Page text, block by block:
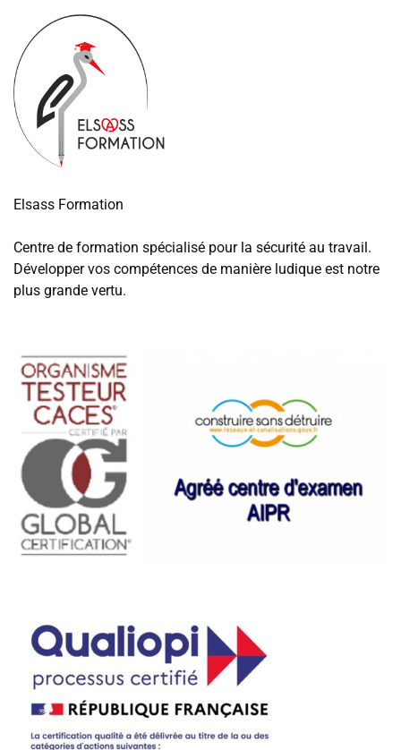
Elsass Formation
Centre de formation spécialisé pour la sécurité au travail.
Développer vos compétences de manière ludique est notre
plus grande vertu.